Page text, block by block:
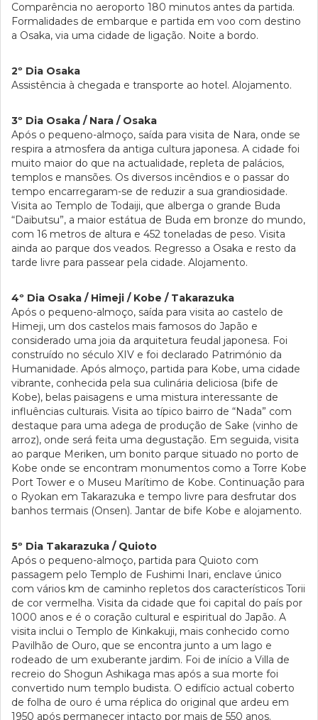
Comparência no aeroporto 180 minutos antes da partida.
Formalidades de embarque e partida em voo com destino
a Osaka, via uma cidade de ligação. Noite a bordo.
2º Dia Osaka
Assistência à chegada e transporte ao hotel. Alojamento.
3º Dia Osaka / Nara / Osaka
Após o pequeno-almoço, saída para visita de Nara, onde se
respira a atmosfera da antiga cultura japonesa. A cidade foi
muito maior do que na actualidade, repleta de palácios,
templos e mansões. Os diversos incêndios e o passar do
tempo encarregaram-se de reduzir a sua grandiosidade.
Visita ao Templo de Todaiji, que alberga o grande Buda
“Daibutsu”, a maior estátua de Buda em bronze do mundo,
com 16 metros de altura e 452 toneladas de peso. Visita
ainda ao parque dos veados. Regresso a Osaka e resto da
tarde livre para passear pela cidade. Alojamento.
4º Dia Osaka / Himeji / Kobe / Takarazuka
Após o pequeno-almoço, saída para visita ao castelo de
Himeji, um dos castelos mais famosos do Japão e
considerado uma joia da arquitetura feudal japonesa. Foi
construído no século XIV e foi declarado Património da
Humanidade. Após almoço, partida para Kobe, uma cidade
vibrante, conhecida pela sua culinária deliciosa (bife de
Kobe), belas paisagens e uma mistura interessante de
influências culturais. Visita ao típico bairro de “Nada” com
destaque para uma adega de produção de Sake (vinho de
arroz), onde será feita uma degustação. Em seguida, visita
ao parque Meriken, um bonito parque situado no porto de
Kobe onde se encontram monumentos como a Torre Kobe
Port Tower e o Museu Marítimo de Kobe. Continuação para
o Ryokan em Takarazuka e tempo livre para desfrutar dos
banhos termais (Onsen). Jantar de bife Kobe e alojamento.
5º Dia Takarazuka / Quioto
Após o pequeno-almoço, partida para Quioto com
passagem pelo Templo de Fushimi Inari, enclave único
com vários km de caminho repletos dos característicos Torii
de cor vermelha. Visita da cidade que foi capital do país por
1000 anos e é o coração cultural e espiritual do Japão. A
visita inclui o Templo de Kinkakuji, mais conhecido como
Pavilhão de Ouro, que se encontra junto a um lago e
rodeado de um exuberante jardim. Foi de início a Villa de
recreio do Shogun Ashikaga mas após a sua morte foi
convertido num templo budista. O edifício actual coberto
de folha de ouro é uma réplica do original que ardeu em
1950 após permanecer intacto por mais de 550 anos.